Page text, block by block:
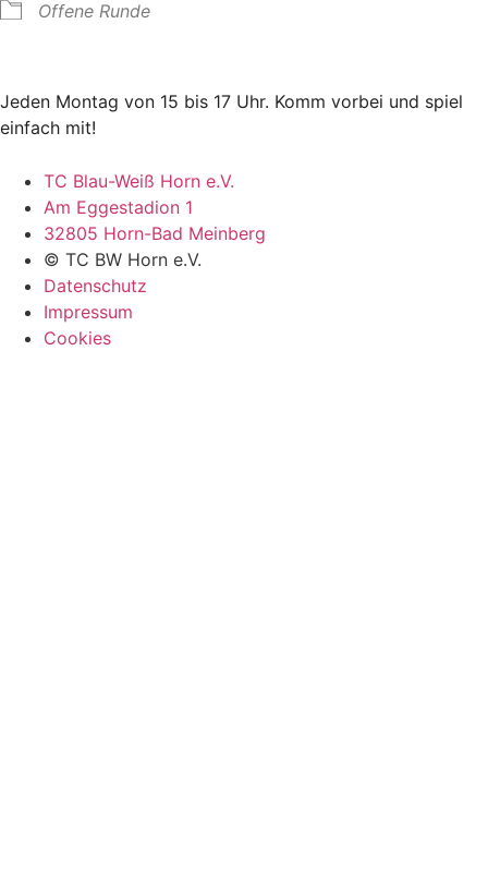
Offene Runde
Jeden Montag von 15 bis 17 Uhr. Komm vorbei und spiel
einfach mit!
TC Blau-Weiß Horn e.V.
Am Eggestadion 1
32805 Horn-Bad Meinberg
© TC BW Horn e.V.
Datenschutz
Impressum
Cookies